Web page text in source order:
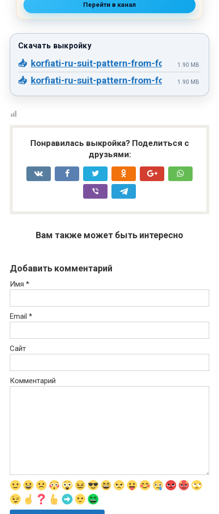
Перейти в канал
korfiati-ru-suit-pattern-from-footer-42-50-
1.90 MB
korfiati-ru-suit-pattern-from-footer-42-50-
1.90 MB
Понравилась выкройка? Поделиться с
друзьями:
Вам также может быть интересно
Добавить комментарий
Имя *
Email *
Сайт
Комментарий